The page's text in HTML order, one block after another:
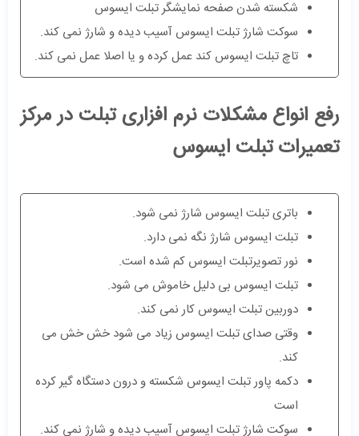
شکسته شدن صفحه نمایشگر تبلت ایسوس
سوکت شارژ تبلت ایسوس آسیب دیده و شارژ نمی کند.
تاچ تبلت ایسوس کند عمل کرده و یا اصلا عمل نمی کند.
رفع انواع مشکلات نرم افزاری تبلت در مرکز
تعمیرات تبلت ایسوس
باتری تبلت ایسوس شارژ نمی شود.
تبلت ایسوس شارژ نگه نمی دارد.
نور تصویرتبلت ایسوس کم شده است.
تبلت ایسوس بی دلیل خاموش می شود.
دوربین تبلت ایسوس کار نمی کند.
وقتی صدای تبلت ایسوس زیاد می شود خش خش می
کند.
دکمه پاور تبلت ایسوس شکسته و درون دستگاه گیر کرده
است
سوکت شارژ تبلت ایسوس آسیب دیده و شارژ نمی کند.